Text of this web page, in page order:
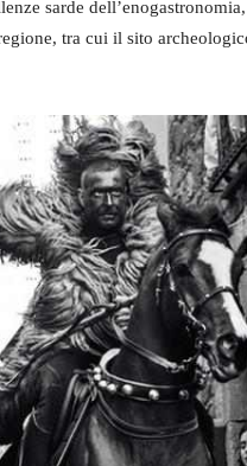
sarde
tra cui il sito